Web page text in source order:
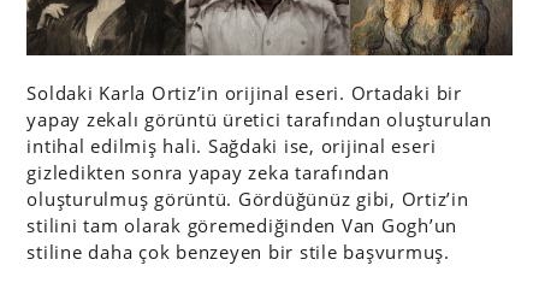
Soldaki Karla Ortiz’in orijinal eseri. Ortadaki bir
yapay zekalı görüntü üretici tarafından oluşturulan
intihal edilmiş hali. Sağdaki ise, orijinal eseri
gizledikten sonra yapay zeka tarafından
oluşturulmuş görüntü. Gördüğünüz gibi, Ortiz’in
stilini tam olarak göremediğinden Van Gogh’un
stiline daha çok benzeyen bir stile başvurmuş.